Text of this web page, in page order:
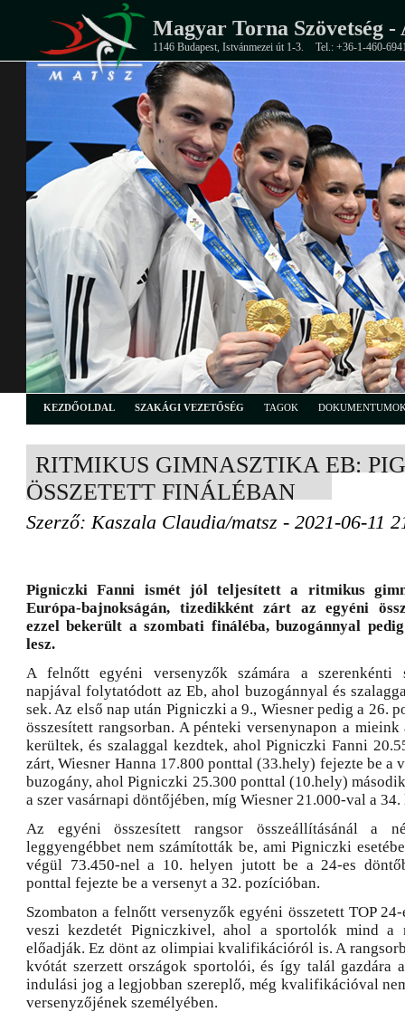
Magyar Torna Szövetség -
1146 Budapest, Istvánmezei út 1-3. Tel.: +36-1-460-
KEZDŐOLDAL SZAKÁGI VEZETŐSÉG TAGOK
RITMIKUS GIMNASZTIKA EB:
ÖSSZETETT FINÁLÉBAN
Szerző: Kaszala Claudia/matsz - 2021-06-11
Pigniczki Fanni ismét jól teljesített a ritmikus
Európa-bajnokságán, tizedikként zárt az egyéni
ezzel bekerült a szombati fináléba, buzogánnyal
lesz.
A felnőtt egyéni versenyzők számára a szerenkénti
napjával folytatódott az Eb, ahol buzogánnyal és
sek. Az első nap után Pigniczki a 9., Wiesner pedig a 26.
összesített rangsorban. A pénteki versenynapon a
kerültek, és szalaggal kezdtek, ahol Pigniczki Fanni
zárt, Wiesner Hanna 17.800 ponttal (33.hely) fejezte be a
buzogány, ahol Pigniczki 25.300 ponttal (10.hely)
a szer vasárnapi döntőjében, míg Wiesner 21.000-val a 34.
Az egyéni összesített rangsor összeállításánál a
leggyengébbet nem számították be, ami Pigniczki
végül 73.450-nel a 10. helyen jutott be a 24-es
ponttal fejezte be a versenyt a 32. pozícióban.
Szombaton a felnőtt versenyzők egyéni összetett TOP
veszi kezdetét Pigniczkivel, ahol a sportolók mind a
előadják. Ez dönt az olimpiai kvalifikációról is. A
kvótát szerzett országok sportolói, és így talál gazdára
indulási jog a legjobban szereplő, még kvalifikációval
versenyzőjének személyében.